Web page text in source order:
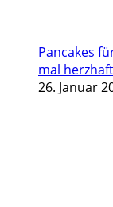
Pancakes
mal
26. Januar